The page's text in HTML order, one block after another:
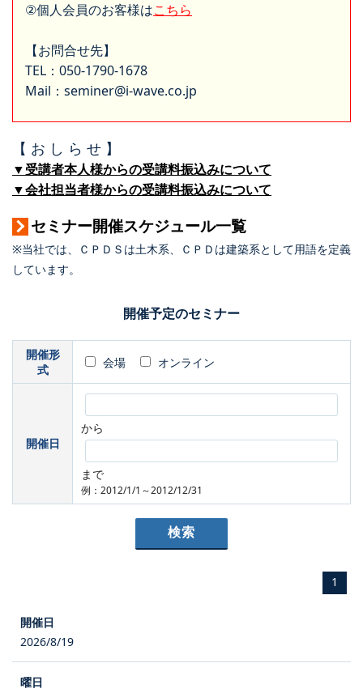
②個人会員のお客様はこちら
【お問合せ先】
TEL：050-1790-1678
Mail：seminer@i-wave.co.jp
【 お し ら せ 】
▼受講者本人様からの受講料振込みについて
▼会社担当者様からの受講料振込みについて
セミナー開催スケジュール一覧
※当社では、ＣＰＤＳは土木系、ＣＰＤは建築系として用語を定義
しています。
開催予定のセミナー
開催形
式
会場 オンライン
開催日
から
まで
例：2012/1/1～2012/12/31
1
2026/8/19